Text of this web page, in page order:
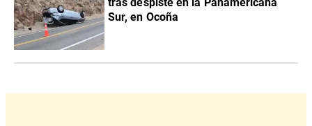
Sur, en Ocoña